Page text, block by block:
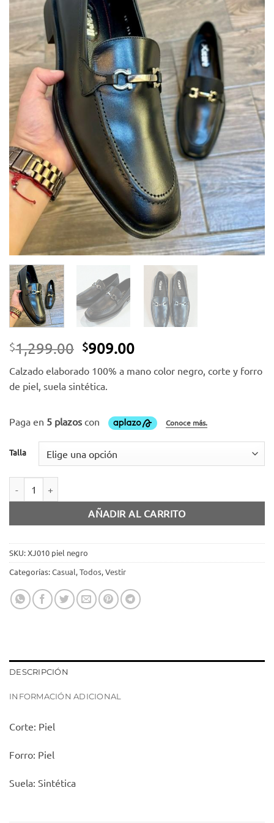
deseos
$1,299.00 El
original
era:
$909.00El
actual
Calzado elaborado 100% a mano color negro, corte y forro
de piel, suela sintética.
Talla
AÑADIR AL CARRITO
SKU:XJ010 piel negro
Categorías:Casual,Todos,Vestir
DESCRIPCIÓN
INFORMACIÓN ADICIONAL
Corte: Piel
Forro: Piel
Suela: Sintética